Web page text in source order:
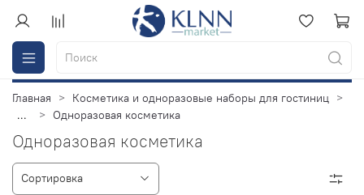
Главная
Косметика и одноразовые наборы для гостиниц
...
Одноразовая косметика
Одноразовая косметика